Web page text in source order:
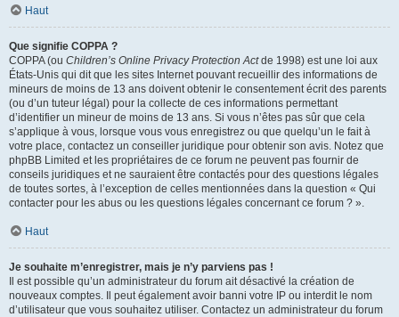
Haut
Que signifie COPPA ?
COPPA (ou Children’s Online Privacy Protection Actde 1998) est une loi aux
États-Unis qui dit que les sites Internet pouvant recueillir des informations de
mineurs de moins de 13 ans doivent obtenir le consentement écrit des parents
(ou d’un tuteur légal) pour la collecte de ces informations permettant
d’identifier un mineur de moins de 13 ans. Si vous n’êtes pas sûr que cela
s’applique à vous, lorsque vous vous enregistrez ou que quelqu’un le fait à
votre place, contactez un conseiller juridique pour obtenir son avis. Notez que
phpBB Limited et les propriétaires de ce forum ne peuvent pas fournir de
conseils juridiques et ne sauraient être contactés pour des questions légales
de toutes sortes, à l’exception de celles mentionnées dans la question « Qui
contacter pour les abus ou les questions légales concernant ce forum ? ».
Haut
Je souhaite m’enregistrer, mais je n’y parviens pas !
Il est possible qu’un administrateur du forum ait désactivé la création de
nouveaux comptes. Il peut également avoir banni votre IP ou interdit le nom
d’utilisateur que vous souhaitez utiliser. Contactez un administrateur du forum